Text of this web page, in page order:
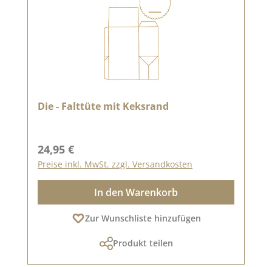
Die - Falttüte mit Keksrand
Regulärer Preis:
24,95 €
Preise inkl. MwSt. zzgl. Versandkosten
In den Warenkorb
Zur Wunschliste hinzufügen
Produkt teilen